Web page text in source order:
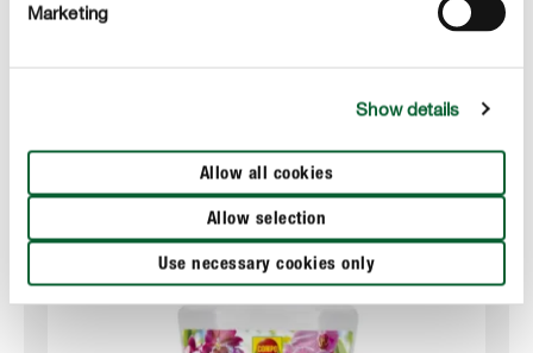
Marketing
Show details
Allow all cookies
Allow selection
Use necessary cookies only